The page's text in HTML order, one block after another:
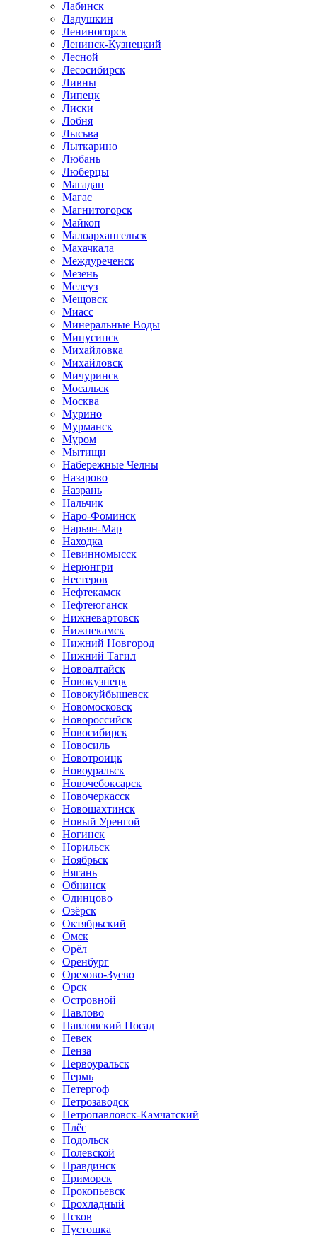
Лабинск
Ладушкин
Лениногорск
Ленинск-Кузнецкий
Лесной
Лесосибирск
Ливны
Липецк
Лиски
Лобня
Лысьва
Лыткарино
Любань
Люберцы
Магадан
Магас
Магнитогорск
Майкоп
Малоархангельск
Махачкала
Междуреченск
Мезень
Мелеуз
Мещовск
Миасс
Минеральные Воды
Минусинск
Михайловка
Михайловск
Мичуринск
Мосальск
Москва
Мурино
Мурманск
Муром
Мытищи
Набережные Челны
Назарово
Назрань
Нальчик
Наро-Фоминск
Нарьян-Мар
Находка
Невинномысск
Нерюнгри
Нестеров
Нефтекамск
Нефтеюганск
Нижневартовск
Нижнекамск
Нижний Новгород
Нижний Тагил
Новоалтайск
Новокузнецк
Новокуйбышевск
Новомосковск
Новороссийск
Новосибирск
Новосиль
Новотроицк
Новоуральск
Новочебоксарск
Новочеркасск
Новошахтинск
Новый Уренгой
Ногинск
Норильск
Ноябрьск
Нягань
Обнинск
Одинцово
Озёрск
Октябрьский
Омск
Орёл
Оренбург
Орехово-Зуево
Орск
Островной
Павлово
Павловский Посад
Певек
Пенза
Первоуральск
Пермь
Петергоф
Петрозаводск
Петропавловск-Камчатский
Плёс
Подольск
Полевской
Правдинск
Приморск
Прокопьевск
Прохладный
Псков
Пустошка